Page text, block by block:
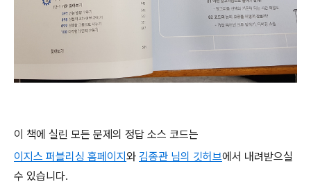
이 책에 실린 모든 문제의 정답 소스 코드는
이지스 퍼블리싱 홈페이지와 김종관 님의 깃허브에서 내려받으실
수 있습니다.